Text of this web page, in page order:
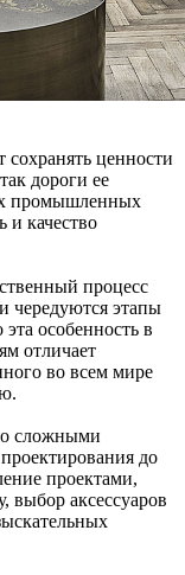
ценности
дороги ее
промышленных
и качество
процесс
чередуются этапы
особенность в
отличает
во всем мире
сложными
до
проектами,
выбор аксессуаров